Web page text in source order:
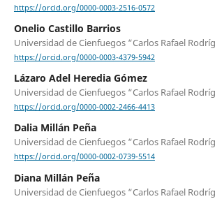
https://orcid.org/0000-0003-2516-0572
Onelio Castillo Barrios
Universidad de Cienfuegos “Carlos Rafael
https://orcid.org/0000-0003-4379-5942
Lázaro Adel Heredia Gómez
Universidad de Cienfuegos “Carlos Rafael
https://orcid.org/0000-0002-2466-4413
Dalia Millán Peña
Universidad de Cienfuegos “Carlos Rafael
https://orcid.org/0000-0002-0739-5514
Diana Millán Peña
Universidad de Cienfuegos “Carlos Rafael